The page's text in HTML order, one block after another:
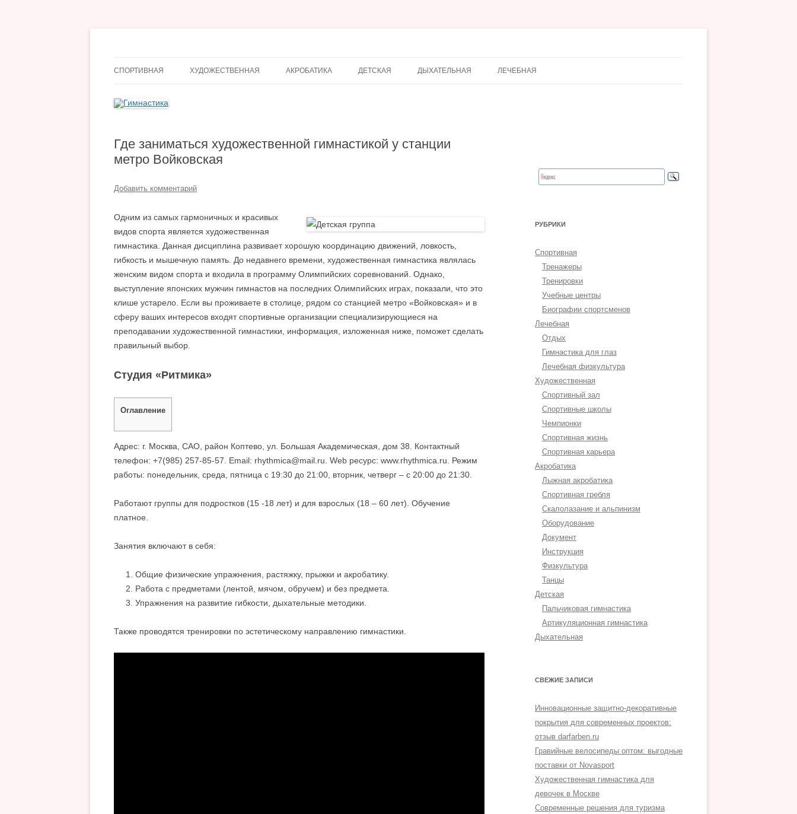
СПОРТИВНАЯ ХУДОЖЕСТВЕННАЯ АКРОБАТИКА ДЕТСКАЯ ДЫХАТЕЛЬНАЯ ЛЕЧЕБНАЯ
Где заниматься художественной гимнастикой у станции
метро Войковская
Добавить комментарий
Одним из самых гармоничных и красивых
видов спорта является художественная
гимнастика. Данная дисциплина развивает хорошую координацию движений, ловкость,
гибкость и мышечную память. До недавнего времени, художественная гимнастика являлась
женским видом спорта и входила в программу Олимпийских соревнований. Однако,
выступление японских мужчин гимнастов на последних Олимпийских играх, показали, что это
клише устарело. Если вы проживаете в столице, рядом со станцией метро «Войковская» и в
сферу ваших интересов входят спортивные организации специализирующиеся на
преподавании художественной гимнастики, информация, изложенная ниже, поможет сделать
правильный выбор.
Студия «Ритмика»
Оглавление
Адрес: г. Москва, САО, район Коптево, ул. Большая Академическая, дом 38. Контактный
телефон: +7(985) 257-85-57. Email: rhythmica@mail.ru. Web ресурс: www.rhythmica.ru. Режим
работы: понедельник, среда, пятница с 19:30 до 21:00, вторник, четверг – с 20:00 до 21:30.
Работают группы для подростков (15 -18 лет) и для взрослых (18 – 60 лет). Обучение
платное.
Занятия включают в себя:
Общие физические упражнения, растяжку, прыжки и акробатику.
Работа с предметами (лентой, мячом, обручем) и без предмета.
Упражнения на развитие гибкости, дыхательные методики.
Также проводятся тренировки по эстетическому направлению гимнастики.
РУБРИКИ
Спортивная
Тренажеры
Тренировки
Учебные центры
Биографии спортсменов
Лечебная
Отдых
Гимнастика для глаз
Лечебная физкультура
Художественная
Спортивный зал
Спортивные школы
Чемпионки
Спортивная жизнь
Спортивная карьера
Акробатика
Лыжная акробатика
Спортивная гребля
Скалолазание и альпинизм
Оборудование
Документ
Инструкция
Физкультура
Танцы
Детская
Пальчиковая гимнастика
Артикуляционная гимнастика
Дыхательная
СВЕЖИЕ ЗАПИСИ
Инновационные защитно-декоративные
покрытия для современных проектов:
отзыв darfarben.ru
Гравийные велосипеды оптом: выгодные
поставки от Novasport
Художественная гимнастика для
девочек в Москве
Современные решения для туризма